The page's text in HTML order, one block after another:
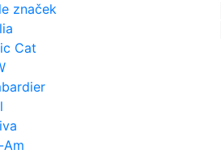
značek
Cat
Am